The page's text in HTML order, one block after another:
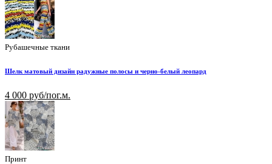
Рубашечные ткани
Шелк матовый дизайн радужные полосы и черно-белый леопард
4 000 руб/пог.м.
Принт